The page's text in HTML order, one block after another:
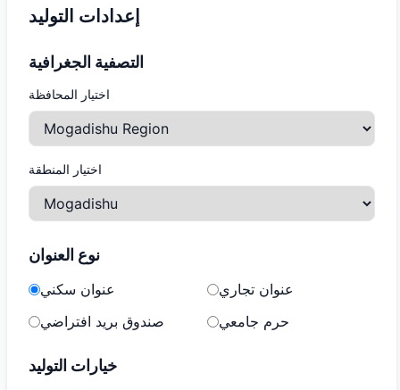
إعدادات التوليد
التصفية الجغرافية
اختيار المحافظة
اختيار المنطقة
نوع العنوان
عنوان سكني
عنوان تجاري
صندوق بريد افتراضي
حرم جامعي
خيارات التوليد